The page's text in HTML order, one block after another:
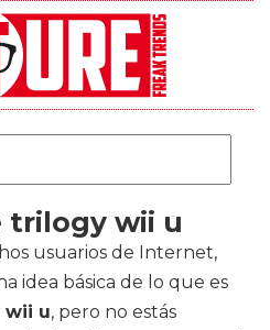
trilogy wii u
usuarios de Internet,
idea básica de lo que es
wii u, pero no estás